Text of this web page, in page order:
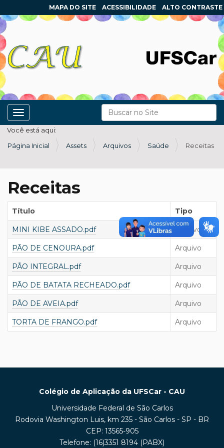
Busca
Busca Avançada…
MAPA DO SITE ACESSIBILIDADE ALTO CONTRASTE
Toggle navigation
Você está aqui:
Página Inicial
Assets Arquivos Saúde Receitas
Receitas
Título Tipo
MINI KIBE ASSADO.pdf Arquivo
PÃO DE CENOURA.pdf Arquivo
PÃO INTEGRAL.pdf Arquivo
PÃO DE BATATA RECHEADO.pdf Arquivo
PÃO DE AVEIA.pdf Arquivo
TORTA DE FRANGO.pdf Arquivo
Colégio de Aplicação da UFSCar - CAU
Universidade Federal de São Carlos
Rodovia Washington Luis, km 235 - São Carlos - SP - BR
CEP: 13565-905
Telefone: (16)3351 8194 (PABX)